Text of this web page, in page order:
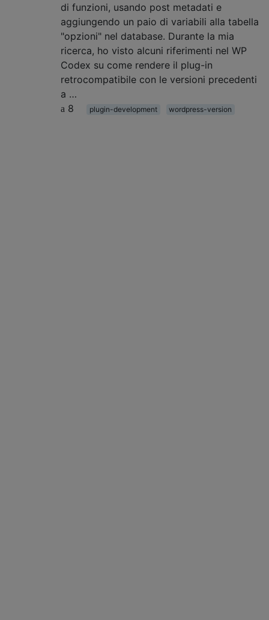
di funzioni, usando post metadati e
aggiungendo un paio di variabili alla tabella
"opzioni" nel database. Durante la mia
ricerca, ho visto alcuni riferimenti nel WP
Codex su come rendere il plug-in
retrocompatibile con le versioni precedenti
a …
8
plugin-development wordpress-version